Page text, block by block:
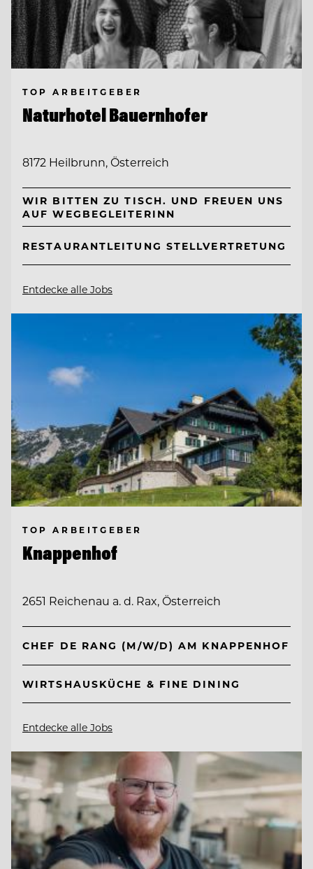
TOP ARBEITGEBER
Naturhotel Bauernhofer
8172 Heilbrunn, Österreich
WIR BITTEN ZU TISCH. UND FREUEN UNS
AUF WEGBEGLEITERINN
RESTAURANTLEITUNG STELLVERTRETUNG
Entdecke alle Jobs
TOP ARBEITGEBER
Knappenhof
2651 Reichenau a. d. Rax, Österreich
CHEF DE RANG (M/W/D) AM KNAPPENHOF
WIRTSHAUSKÜCHE & FINE DINING
Entdecke alle Jobs